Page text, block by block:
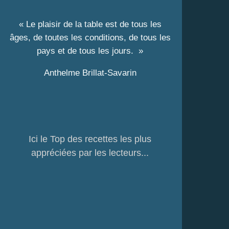
« Le plaisir de la table est de tous les
âges, de toutes les conditions, de tous les
pays et de tous les jours. »
Anthelme Brillat-Savarin
Ici le Top des recettes les plus
appréciées par les lecteurs...